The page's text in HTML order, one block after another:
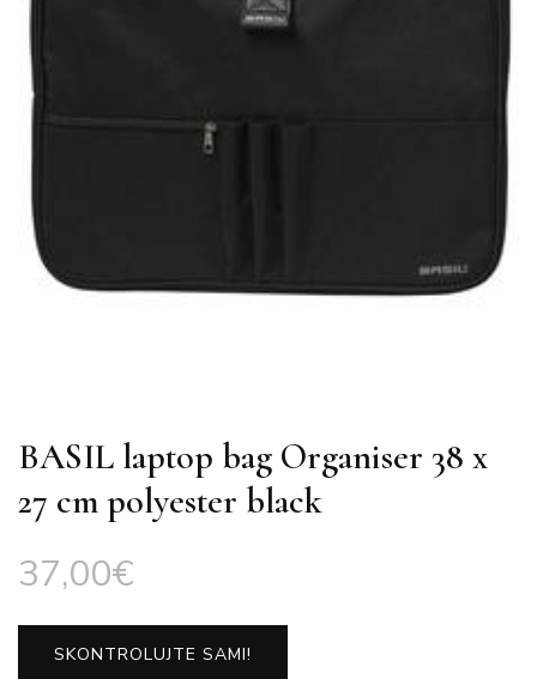
BASIL laptop bag Organiser 38 x
27 cm polyester black
37,00€
SKONTROLUJTE SAMI!